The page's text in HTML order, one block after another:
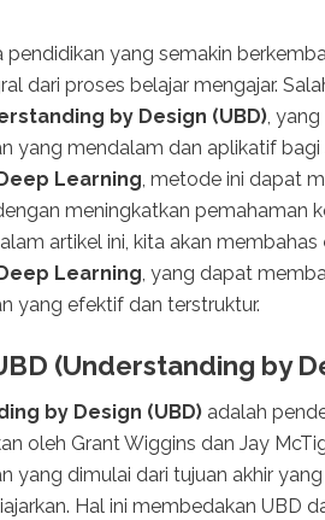
pendidikan yang semakin
dari proses belajar mengajar.
by Design (UBD) ,
yang mendalam dan aplikatif
Learning , metode ini dapat
meningkatkan pemahaman
artikel ini, kita akan membahas
Learning , yang dapat
yang efektif dan terstruktur.
(Understanding by
by Design (UBD) adalah
oleh Grant Wiggins dan Jay
yang dimulai dari tujuan akhir
Hal ini membedakan UBD